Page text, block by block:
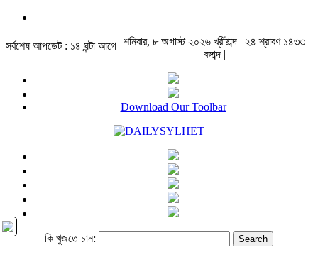
সর্বশেষ আপডেট : ১৪ ঘন্টা আগে শনিবার, ৮ অগাস্ট ২০২৬ খ্রীষ্টাব্দ | ২৪ শ্রাবণ ১৪৩৩
বঙ্গাব্দ |
Download Our Toolbar
কি খুজতে চান: